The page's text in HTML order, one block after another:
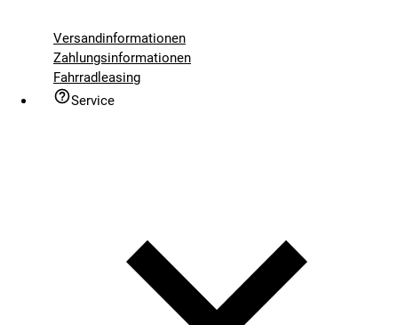
Versandinformationen
Zahlungsinformationen
Fahrradleasing
Service